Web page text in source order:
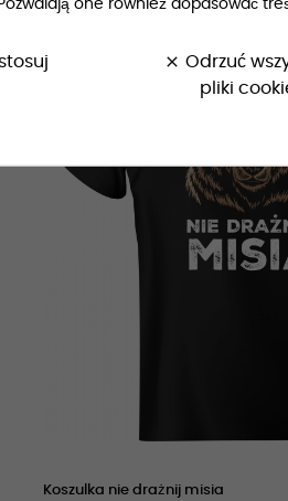
Koszulka nie drażnij misia
one również dopasować
clear Odrzuć
pliki